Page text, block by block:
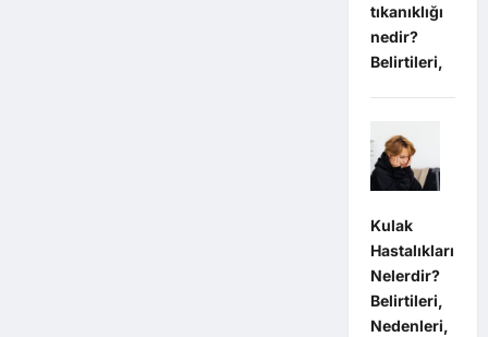
tıkanıklığı
nedir?
Belirtileri,
Kulak
Hastalıkları
Nelerdir?
Belirtileri,
Nedenleri,